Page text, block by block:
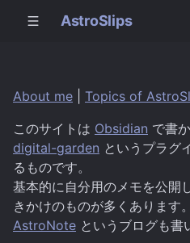
AstroSlips
About me
Topics of
このサイトは Obsidian で書
digital-garden というプラグ
るものです。
基本的に自分用のメモを公開
きかけのものが多くあります。
AstroNote というブログも書